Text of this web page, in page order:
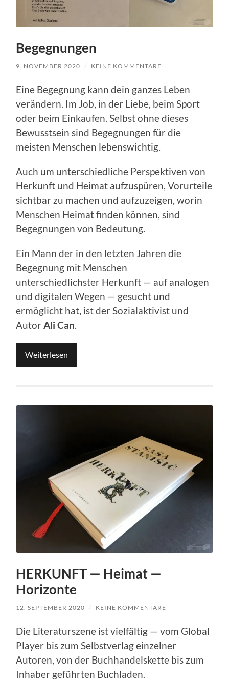
Begegnungen
9. NOVEMBER 2020 / KEINE KOMMENTARE
Eine Begegnung kann dein ganzes Leben
verändern. Im Job, in der Liebe, beim Sport
oder beim Einkaufen. Selbst ohne dieses
Bewusstsein sind Begegnungen für die
meisten Menschen lebenswichtig.
Auch um unterschiedliche Perspektiven von
Herkunft und Heimat aufzuspüren, Vorurteile
sichtbar zu machen und aufzuzeigen, worin
Menschen Heimat finden können, sind
Begegnungen von Bedeutung.
Ein Mann der in den letzten Jahren die
Begegnung mit Menschen
unterschiedlichster Herkunft — auf analogen
und digitalen Wegen — gesucht und
ermöglicht hat, ist der Sozialaktivist und
AutorAli Can.
Weiterlesen
HERKUNFT — Heimat —
Horizonte
12. SEPTEMBER 2020 / KEINE KOMMENTARE
Die Literaturszene ist vielfältig — vom Global
Player bis zum Selbstverlag einzelner
Autoren, von der Buchhandelskette bis zum
Inhaber geführten Buchladen.